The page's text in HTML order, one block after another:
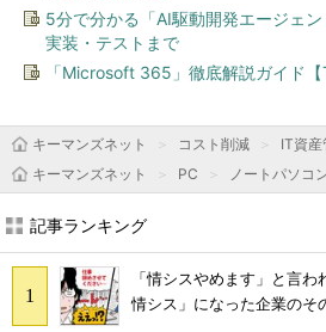
5分で分かる「AI駆動開発エージェ
実装・テストまで
「Microsoft 365」徹底解説ガイド【
キーマンズネット コスト削減 IT資
キーマンズネット
PC ノートパソコ
記事ランキング
「情シスやめます」と言
情シス」になった企業のそ